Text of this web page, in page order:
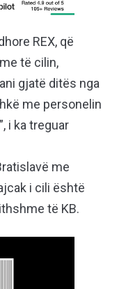
REX, që
të cilin,
gjatë ditës nga
me personelin
i ka treguar
me
i cili është
të KB.